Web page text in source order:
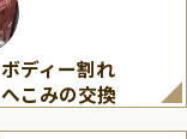
ボディー割れ
へこみの交換